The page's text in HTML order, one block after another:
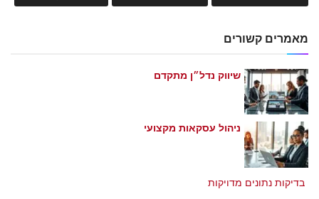
מאמרים קשורים
שיווק נדל״ן מתקדם
ניהול עסקאות מקצועי
בדיקות נתונים מדויקות